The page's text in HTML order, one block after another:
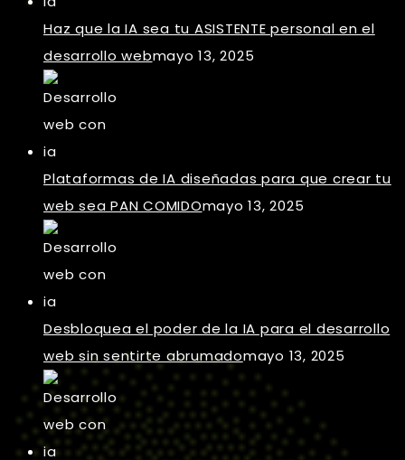
Haz que la IA sea tu ASISTENTE personal en el
desarrollo webmayo 13, 2025
Plataformas de IA diseñadas para que crear tu
web sea PAN COMIDOmayo 13, 2025
Desbloquea el poder de la IA para el desarrollo
web sin sentirte abrumadomayo 13, 2025